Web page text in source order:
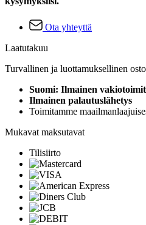
Ota yhteyttä
Laatutakuu
Turvallinen ja luottamuksellinen
Suomi: Ilmainen
Ilmainen palautuslähetys
Toimitamme
Mukavat maksutavat
Tilisiirto